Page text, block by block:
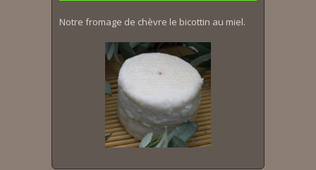
Notre fromage de chèvre le bicottin au miel.